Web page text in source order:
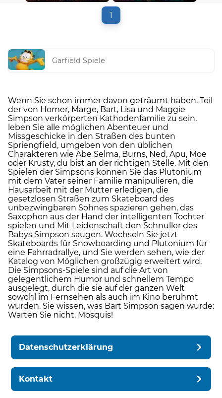
1
Garfield Spiele
Wenn Sie schon immer davon geträumt haben, Teil
der von Homer, Marge, Bart, Lisa und Maggie
Simpson verkörperten Kathodenfamilie zu sein,
leben Sie alle möglichen Abenteuer und
Missgeschicke in den Straßen des bunten
Spriengfield, umgeben von den üblichen
Charakteren wie Abe Selma, Burns, Ned, Apu, Moe
oder Krusty, du bist an der richtigen Stelle. Mit den
Spielen der Simpsons können Sie das Plutonium
mit dem Vater seiner Familie manipulieren, die
Hausarbeit mit der Mutter erledigen, die
gesetzlosen Straßen zum Skateboard des
unbezwingbaren Sohnes spazieren gehen, das
Saxophon aus der Hand der intelligenten Tochter
spielen und Mit Leidenschaft den Schnuller des
Babys Simpson saugen. Wechseln Sie jetzt
Skateboards für Snowboarding und Plutonium für
eine Fahrradrallye, und Sie werden sehen, wie der
Katalog von Möglichen großzügig erweitert wird.
Die Simpsons-Spiele sind auf die Art von
gelegentlichem Humor und schnellem Tempo
ausgelegt, durch die sie auf der ganzen Welt
sowohl im Fernsehen als auch im Kino berühmt
wurden. Sie wissen, was Bart Simpson sagen würde:
Warten Sie nicht, Mosquis!
Datenschutzerklärung
Kontakt